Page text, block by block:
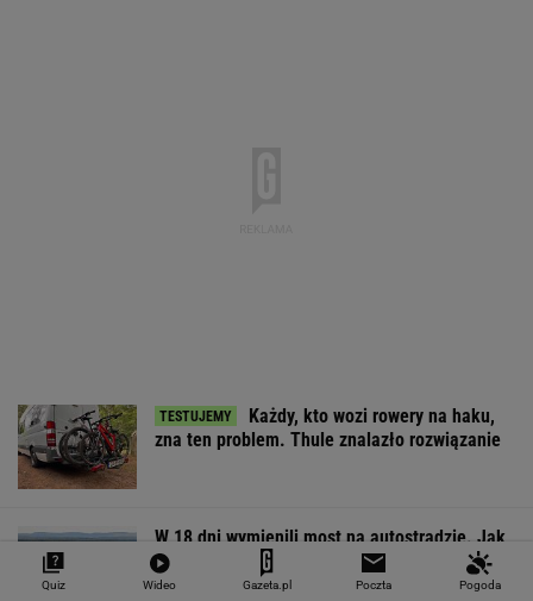
Każdy, kto wozi rowery na haku,
zna ten problem. Thule znalazło rozwiązanie
W 18 dni wymienili most na autostradzie. Jak
to w ogóle możliwe?
Quiz Wideo Gazeta.pl Poczta Pogoda